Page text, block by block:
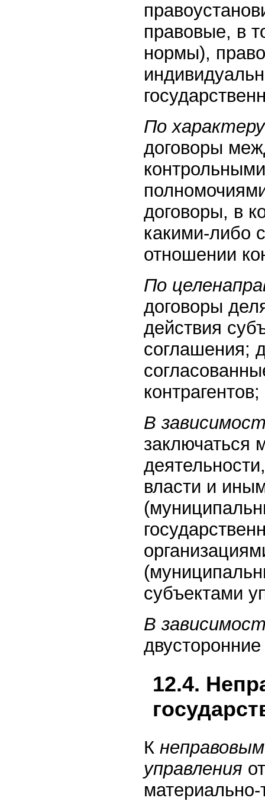
правовые, в
нормы),
По
договоры
договоры, в
какими-либо
отношении
По
договоры
действия
соглашения;
В
заключаться
власти и
субъектами
В
12.4.
К
управления